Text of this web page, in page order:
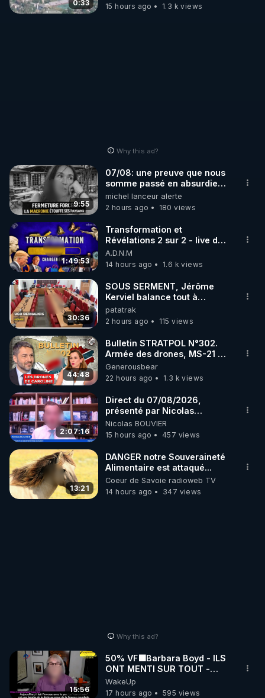
0:33
drones de 3 brigades
ukrainienne
15 hours ago 1.3 k views
Why this ad?
9:55
07/08: une preuve que nous
somme passé en absurdie
une dictature qui veut faire
taire ses opposant !
michel lanceur alerte
2 hours ago
180 views
1:49:53
Transformation et
Révélations 2 sur 2 - live du
07/08/26
A.D.N.M
14 hours ago
1.6 k views
30:36
SOUS SERMENT, Jérôme
Kerviel balance tout à
l'Assemblée !
patatrak
2 hours ago
115 views
44:48
Bulletin STRATPOL N°302.
Armée des drones, MS-21 en
série, missiles coréens.
07.08.2026.
Generousbear
22 hours ago
1.3 k views
2:07:16
Direct du 07/08/2026,
présenté par Nicolas
BOUVIER
Nicolas BOUVIER
15 hours ago
457 views
13:21
DANGER notre Souveraineté
Alimentaire est attaqué...
Coeur de Savoie radioweb TV
14 hours ago
347 views
Why this ad?
15:56
50% VF🟩Barbara Boyd - ILS
ONT MENTI SUR TOUT -
Jocelyne Traduction
WakeUp
17 hours ago
595 views